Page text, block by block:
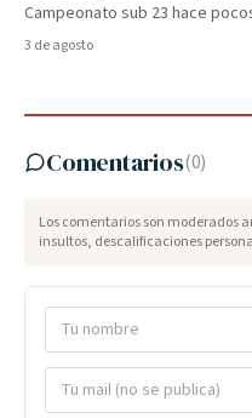
Campeonato sub 23 hace
3 de agosto
Comentarios(0)
Los comentarios son moderados
insultos, descalificaciones